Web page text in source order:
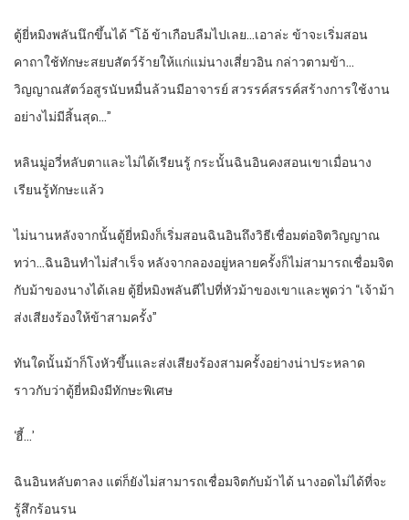
ตู้ยี่หมิงพลันนึกขึ้นได้ “โอ้ ข้าเกือบลืมไปเลย…เอาล่ะ ข้าจะเริ่มสอน
คาถาใช้ทักษะสยบสัตว์ร้ายให้แก่แม่นางเสี่ยวอิน กล่าวตามข้า…
วิญญาณสัตว์อสูรนับหมื่นล้วนมีอาจารย์ สวรรค์สรรค์สร้างการใช้งาน
อย่างไม่มีสิ้นสุด…”
หลินมู่อวี่หลับตาและไม่ได้เรียนรู้ กระนั้นฉินอินคงสอนเขาเมื่อนาง
เรียนรู้ทักษะแล้ว
ไม่นานหลังจากนั้นตู้ยี่หมิงก็เริ่มสอนฉินอินถึงวิธีเชื่อมต่อจิตวิญญาณ
ทว่า…ฉินอินทำไม่สำเร็จ หลังจากลองอยู่หลายครั้งก็ไม่สามารถเชื่อมจิต
กับม้าของนางได้เลย ตู้ยี่หมิงพลันตีไปที่หัวม้าของเขาและพูดว่า “เจ้าม้า
ส่งเสียงร้องให้ข้าสามครั้ง”
ทันใดนั้นม้าก็โงหัวขึ้นและส่งเสียงร้องสามครั้งอย่างน่าประหลาด
ราวกับว่าตู้ยี่หมิงมีทักษะพิเศษ
‘ฮี้…’
ฉินอินหลับตาลง แต่ก็ยังไม่สามารถเชื่อมจิตกับม้าได้ นางอดไม่ได้ที่จะ
รู้สึกร้อนรน